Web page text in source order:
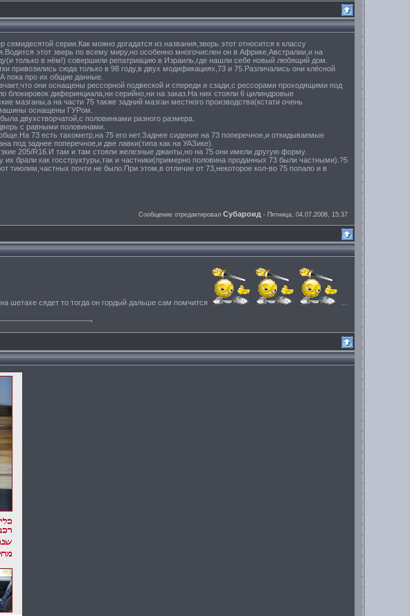
серии.Как можно догадатся из названия,зверь этот относится к классу
этот зверь по всему миру,но особенно многочислен он в Африке,Австралии,и на
только в нём!) совершили репатриацию в Израиль,где нашли себе новый любящий дом.
привозились сюда только в 98 году,в двух модификациях,73 и 75.Различались они клёсной
пока про их общие данные.
они оснащены рессорной подвеской и спереди и сзади,с рессорами проходящими под
диферинциала,ни серийно,ни на заказ.На них стояли 6 цилиндровые
на части 75 также задний мазган местного производства(кстати очень
оснащены ГУРом.
двухстворчатой,с половинками разного размера.
с равными половинами.
73 есть тахометр,на 75 его нет.Заднее сидение на 73 поперечное,и откидываемые
под заднее поперечное,и две лавки(типа как на УАЗике).
205/R16.И там и там стояли железные джанты,но на 75 они имели другую форму.
брали как госструктуры,так и частники(примерно половина проданных 73 были частными).?5
тиюлим,частных почти не было.При этом,в отличие от 73,некоторое кол-во 75 попало и в
Сообщение отредактировал Субароид - Пятница, 04.07.2008, 15:37
шетахе сядет то тогда он гордый дальше сам помчится